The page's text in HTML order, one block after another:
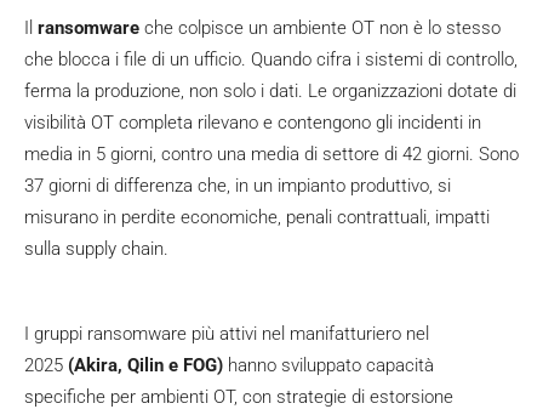
Il ransomware che colpisce un ambiente OT non è lo stesso
che blocca i file di un ufficio. Quando cifra i sistemi di controllo,
ferma la produzione, non solo i dati. Le organizzazioni dotate di
visibilità OT completa rilevano e contengono gli incidenti in
media in 5 giorni, contro una media di settore di 42 giorni. Sono
37 giorni di differenza che, in un impianto produttivo, si
misurano in perdite economiche, penali contrattuali, impatti
sulla supply chain.
I gruppi ransomware più attivi nel manifatturiero nel
2025 (Akira, Qilin e FOG) hanno sviluppato capacità
specifiche per ambienti OT, con strategie di estorsione